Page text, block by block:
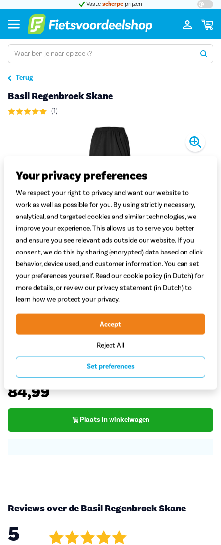
Vaste scherpe prijzen
Terug
Basil Regenbroek Skane
(1)
Welk model kies je?
Dames Heren
Welke kleur kies je?
Zwart
Maat S Maat XL
84,99
Plaats in winkelwagen
Reviews over de Basil Regenbroek Skane
5
Your privacy preferences
We respect your right to privacy and want our website to
work as well as possible for you. By using strictly necessary,
analytical, and targeted cookies and similar technologies, we
improve your experience. This allows us to serve you better
and ensure you see relevant ads outside our website. If you
consent, we do this by sharing (encrypted) data based on click
behavior, device used, and customer information. You can set
your preferences yourself. Read our cookie policy (in Dutch) for
more details, or review our privacy statement (in Dutch) to
learn how we protect your privacy.
Reject All
Accept
Set preferences